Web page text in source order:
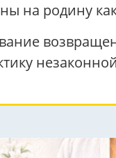
на родину